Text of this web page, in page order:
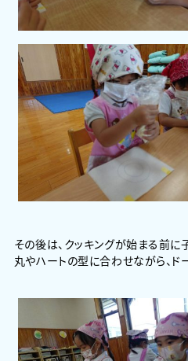
その後は、クッキングが始まる前
丸やハートの型に合わせながら、ド